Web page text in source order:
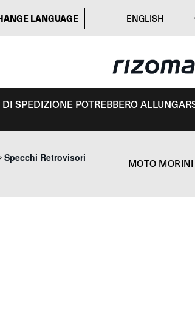
LANGUAGE
ENGLISH
DEUTSCH
SPEDIZIONE POTREBBERO
Specchi Retrovisori
MOTO MORINI